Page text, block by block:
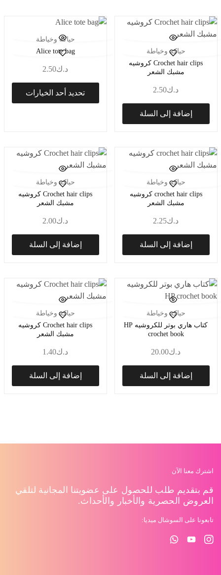
حياكة وخياطة
Crochet hair clips كروشيه
مشبك الشعر
د.ك2.50
إضافة إلى السلة
حياكة وخياطة
Alice tote bag
د.ك2.50
تحديد أحد الخيارات
حياكة وخياطة
crochet hair clips كروشيه
مشبك الشعر
د.ك2.25
إضافة إلى السلة
حياكة وخياطة
Crochet hair clips كروشيه
مشبك الشعر
د.ك2.00
إضافة إلى السلة
حياكة وخياطة
كتاب هاري بوتر للكروشيه HP
crochet book
د.ك20.00
إضافة إلى السلة
حياكة وخياطة
Crochet hair clips كروشيه
مشبك الشعر
د.ك1.40
إضافة إلى السلة
اشترك معنا الآن
قم بتقديم طلب للحصول على عضويتنا المجانية لتلقي
العروض الحصرية والأخبار والأحداث.
تابعونا على السوشال ميديا: